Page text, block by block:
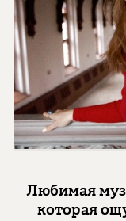
Любимая
которая